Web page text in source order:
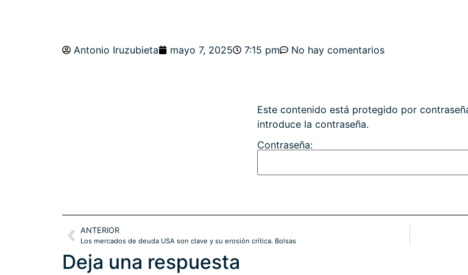
Antonio Iruzubieta mayo 7, 2025 7:15 pm No hay comentarios
Este contenido está protegido por
introduce la contraseña.
Contraseña:
ANTERIOR
Los mercados de deuda USA son clave y su erosión crítica. Bolsas
Deja una respuesta